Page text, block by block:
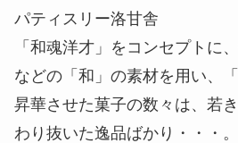
パティスリー洛甘舎
「和魂洋才」をコンセプトに
などの「和」の素材を用い、
昇華させた菓子の数々は、若
わり抜いた逸品ばかり・・・。